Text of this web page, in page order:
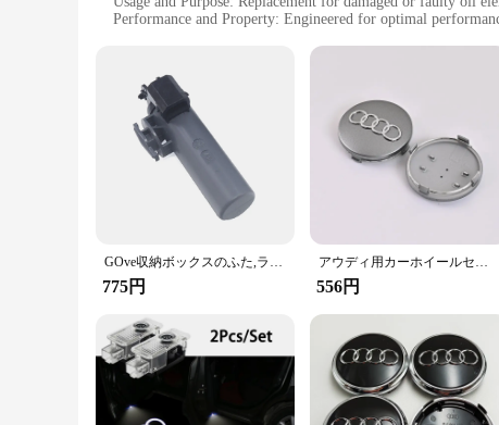
Performance and Property: Engineered for optimal
Quantity: Available in sets to ensure a complete replacement
Features:
|Audi A4 B6 オイルエレメント|Vendors|
**Enhanced Durability and Performance**
The Audi A4 B6 Oil Element Switch and Relay Set is
daily use and the demands of the automotive environment.
The Audi A4 B6 Oil Element Switch and Relay Set is
process is straightforward, making it an ideal choice for both
components on hand for a complete repair or replacement.
**Reliability and Quality Assurance**
The Audi A4 B6 Oil Element Switch and Relay Set is not just
performance, ensuring that your vehicle's oil element
and relays, this product is your go-to solution for
GOve収納ボックスのふた,ライトブレーキ要素の取り付けスイッチ,a6 c6 a4 a5 a8 tt,Seat exeo,4f1880324 8u1880324
775円
アウディ用カーホイールセンターキャップ,60mm, 61mm, 68mm, 69mm, 77mm,a1,a2,a3,a4,a5,a6,a7,a8,q2 q3,q4,q5,q7,s3,s4,s5,s6,s7,s8,rs3,rs5, Tt、4個
556円